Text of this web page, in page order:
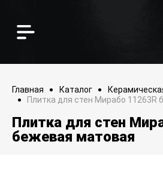
Главная Каталог
Плитка для стен Мирабо 11263R
Плитка для стен
бежевая матовая